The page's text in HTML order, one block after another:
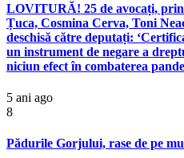
LOVITURĂ! 25 de avocați,
Țuca, Cosmina Cerva, Toni
deschisă către deputați:
un instrument de negare a
niciun efect în combaterea
5 ani ago
8
Pădurile Gorjului, rase de pe